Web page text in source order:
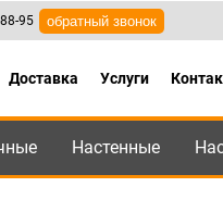
88-95 ,8-800-550-95-45
95 обратный звонок
Доставка Услуги
Настенные